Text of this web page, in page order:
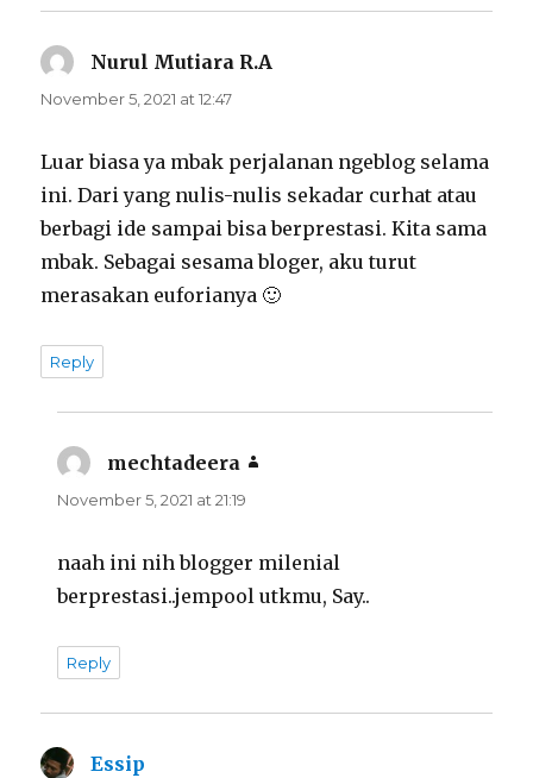
Nurul Mutiara R.A
November 5, 2021 at 12:47
Luar biasa ya mbak perjalanan ngeblog selama
ini. Dari yang nulis-nulis sekadar curhat atau
berbagi ide sampai bisa berprestasi. Kita sama
mbak. Sebagai sesama bloger, aku turut
merasakan euforianya 🙂
Reply
mechtadeera
November 5, 2021 at 21:19
naah ini nih blogger milenial
berprestasi..jempool utkmu, Say..
Reply
Essip